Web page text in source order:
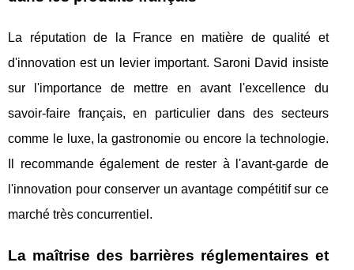
La réputation de la France en matière de qualité et
d'innovation est un levier important. Saroni David insiste
sur l'importance de mettre en avant l'excellence du
savoir-faire français, en particulier dans des secteurs
comme le luxe, la gastronomie ou encore la technologie.
Il recommande également de rester à l'avant-garde de
l'innovation pour conserver un avantage compétitif sur ce
marché très concurrentiel.
La maîtrise des barrières réglementaires et